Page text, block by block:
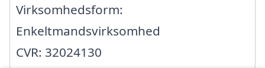
Virksomhedsform:
Enkeltmandsvirksomhed
CVR: 32024130